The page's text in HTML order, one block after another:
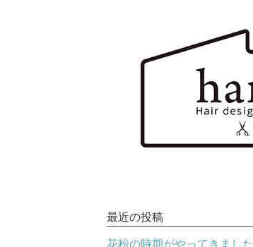
最近の投稿
花粉の時期がやってきました